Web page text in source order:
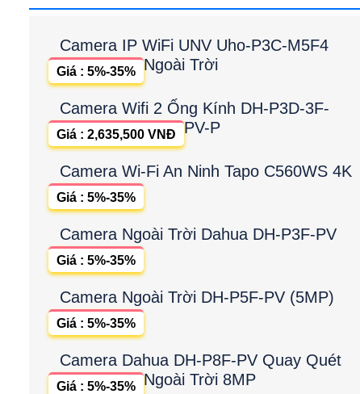
Camera IP WiFi UNV Uho-P3C-M5F4
Ngoài Trời
Giá : 5%-35%
Camera Wifi 2 Ống Kính DH-P3D-3F-
PV-P
Giá : 2,635,500 VNĐ
Camera Wi-Fi An Ninh Tapo C560WS 4K
Giá : 5%-35%
Camera Ngoài Trời Dahua DH-P3F-PV
Giá : 5%-35%
Camera Ngoài Trời DH-P5F-PV (5MP)
Giá : 5%-35%
Camera Dahua DH-P8F-PV Quay Quét
Ngoài Trời 8MP
Giá : 5%-35%